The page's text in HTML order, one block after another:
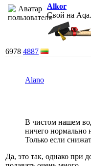
Alkor
Свой на
6978 4887
Alano
В чистом нашем
ничего нормально
Только если
Да, это так, однако при